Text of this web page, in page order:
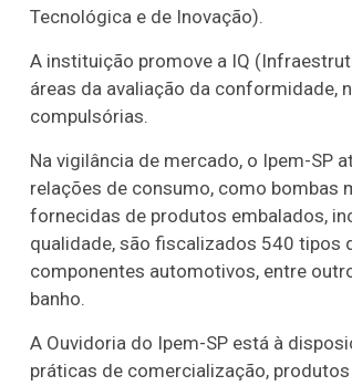
Tecnológica e de Inovação).
A instituição promove a IQ
áreas da avaliação da conformidade,
compulsórias.
Na vigilância de mercado, o Ipem-SP
relações de consumo, como bombas
fornecidas de produtos embalados,
qualidade, são fiscalizados 540 tipos
componentes automotivos, entre
banho.
A Ouvidoria do Ipem-SP está à
práticas de comercialização,
3753 (04/08/26)
06 08 09 14
19 21 22
25
detalhes
03
84